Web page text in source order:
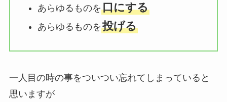
あらゆるものを口にする
あらゆるものを投げる
一人目の時の事をついつい忘れてしまっていると
思いますが